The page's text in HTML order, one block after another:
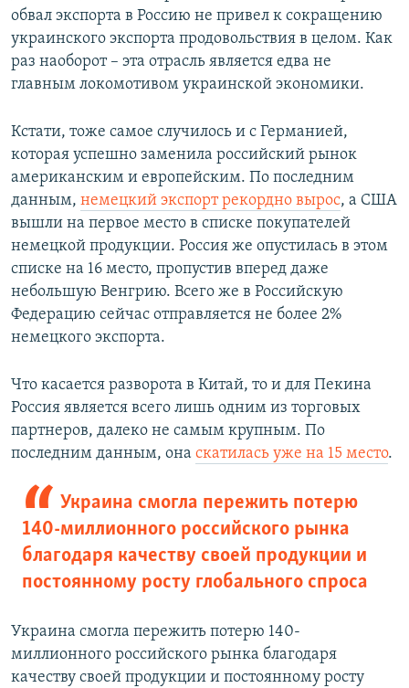
обвал экспорта в Россию не привел к сокращению
украинского экспорта продовольствия в целом. Как
раз наоборот – эта отрасль является едва не
главным локомотивом украинской экономики.
Кстати, тоже самое случилось и с Германией,
которая успешно заменила российский рынок
американским и европейским. По последним
данным, немецкий экспорт рекордно вырос, а США
вышли на первое место в списке покупателей
немецкой продукции. Россия же опустилась в этом
списке на 16 место, пропустив вперед даже
небольшую Венгрию. Всего же в Российскую
Федерацию сейчас отправляется не более 2%
немецкого экспорта.
Что касается разворота в Китай, то и для Пекина
Россия является всего лишь одним из торговых
партнеров, далеко не самым крупным. По
последним данным, она скатилась уже на 15 место.
Украина смогла пережить потерю
140-миллионного российского рынка
благодаря качеству своей продукции и
постоянному росту глобального спроса
Украина смогла пережить потерю 140-
миллионного российского рынка благодаря
качеству своей продукции и постоянному росту